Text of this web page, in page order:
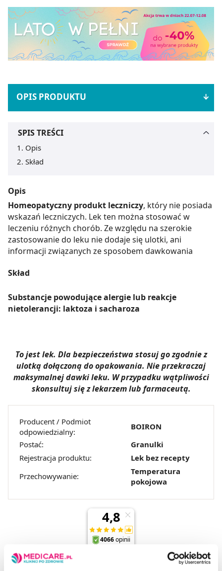
OPIS PRODUKTU
SPIS TREŚCI
Opis
Skład
Opis
Homeopatyczny produkt leczniczy, który nie posiada
wskazań leczniczych. Lek ten można stosować w
leczeniu różnych chorób. Ze względu na szerokie
zastosowanie do leku nie dodaje się ulotki, ani
informacji związanych ze sposobem dawkowania
Skład
Substancje powodujące alergie lub reakcje
nietolerancji: laktoza i sacharoza
To jest lek. Dla bezpieczeństwa stosuj go zgodnie z
ulotką dołączoną do opakowania. Nie przekraczaj
maksymalnej dawki leku. W przypadku wątpliwości
skonsultuj się z lekarzem lub farmaceutą.
Producent / Podmiot
odpowiedzialny:
BOIRON
Postać:
Granulki
Rejestracja produktu:
Lek bez recepty
Przechowywanie:
Temperatura
pokojowa